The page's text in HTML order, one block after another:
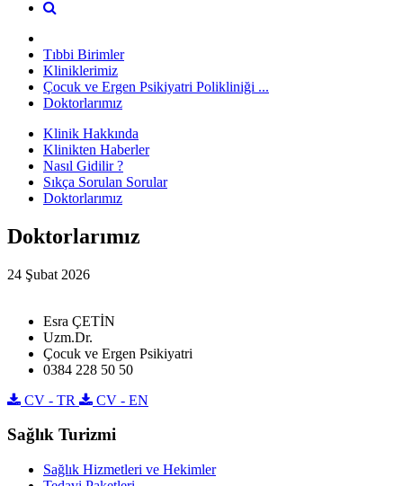
Tıbbi Birimler
Kliniklerimiz
Çocuk ve Ergen Psikiyatri Polikliniği ...
Doktorlarımız
Klinik Hakkında
Klinikten Haberler
Nasıl Gidilir ?
Sıkça Sorulan Sorular
Doktorlarımız
Doktorlarımız
24 Şubat 2026
Esra ÇETİN
Uzm.Dr.
Çocuk ve Ergen Psikiyatri
0384 228 50 50
CV - TR
CV - EN
Sağlık Turizmi
Sağlık Hizmetleri ve Hekimler